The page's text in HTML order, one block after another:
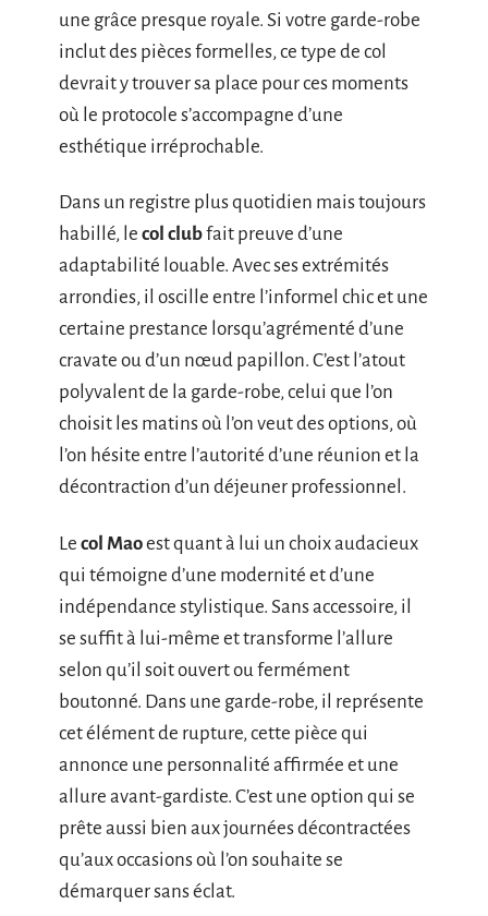
une grâce presque royale. Si votre garde-robe
inclut des pièces formelles, ce type de col
devrait y trouver sa place pour ces moments
où le protocole s’accompagne d’une
esthétique irréprochable.
Dans un registre plus quotidien mais toujours
habillé, le col clubfait preuve d’une
adaptabilité louable. Avec ses extrémités
arrondies, il oscille entre l’informel chic et une
certaine prestance lorsqu’agrémenté d’une
cravate ou d’un nœud papillon. C’est l’atout
polyvalent de la garde-robe, celui que l’on
choisit les matins où l’on veut des options, où
l’on hésite entre l’autorité d’une réunion et la
décontraction d’un déjeuner professionnel.
Le col Maoest quant à lui un choix audacieux
qui témoigne d’une modernité et d’une
indépendance stylistique. Sans accessoire, il
se suffit à lui-même et transforme l’allure
selon qu’il soit ouvert ou fermément
boutonné. Dans une garde-robe, il représente
cet élément de rupture, cette pièce qui
annonce une personnalité affirmée et une
allure avant-gardiste. C’est une option qui se
prête aussi bien aux journées décontractées
qu’aux occasions où l’on souhaite se
démarquer sans éclat.